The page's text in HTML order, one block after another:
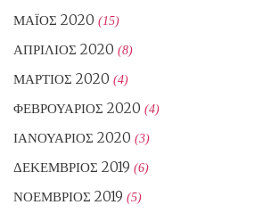
ΜΆΙΟΣ 2020 (15)
ΑΠΡΊΛΙΟΣ 2020 (8)
ΜΆΡΤΙΟΣ 2020 (4)
ΦΕΒΡΟΥΆΡΙΟΣ 2020 (4)
ΙΑΝΟΥΆΡΙΟΣ 2020 (3)
ΔΕΚΈΜΒΡΙΟΣ 2019 (6)
ΝΟΈΜΒΡΙΟΣ 2019 (5)